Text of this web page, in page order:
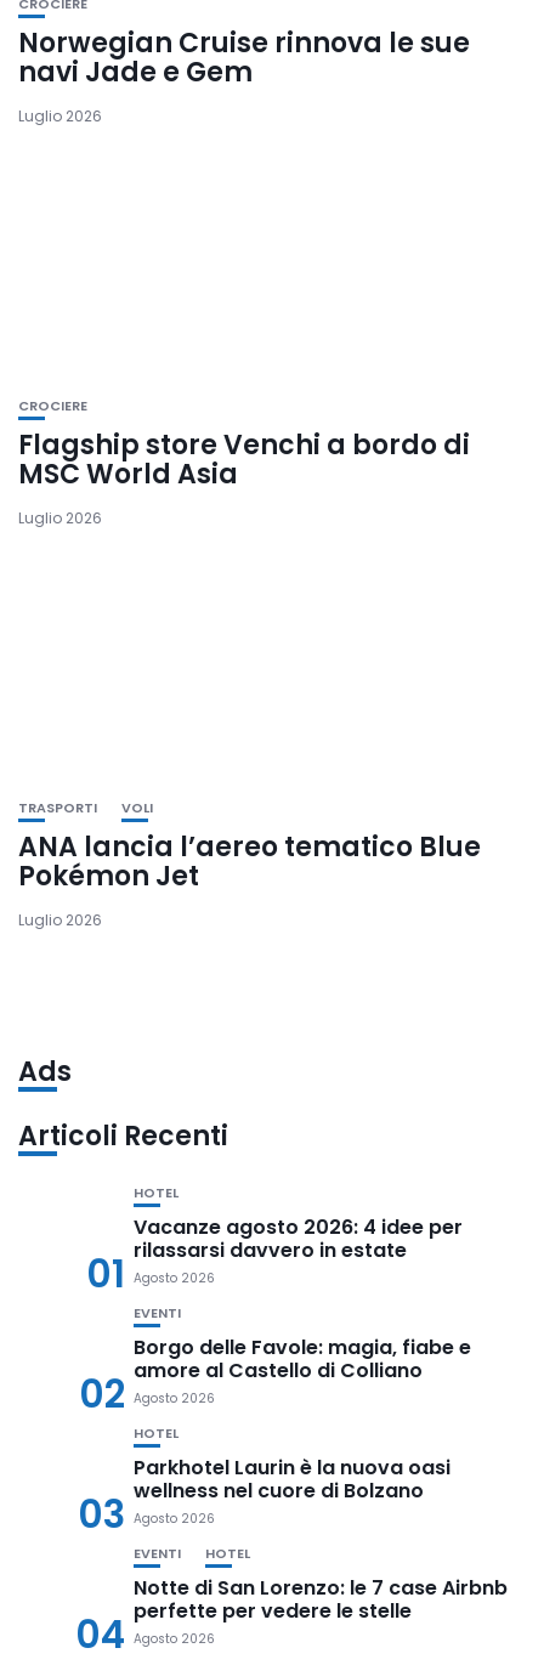
Norwegian Cruise rinnova le sue
navi Jade e Gem
Luglio 2026
CROCIERE
Flagship store Venchi a bordo di
MSC World Asia
Luglio 2026
TRASPORTI VOLI
ANA lancia l’aereo tematico Blue
Pokémon Jet
Luglio 2026
Ads
Articoli Recenti
01
HOTEL
Vacanze agosto 2026: 4 idee per
rilassarsi davvero in estate
Agosto 2026
02
EVENTI
Borgo delle Favole: magia, fiabe e
amore al Castello di Colliano
Agosto 2026
03
HOTEL
Parkhotel Laurin è la nuova oasi
wellness nel cuore di Bolzano
Agosto 2026
04
EVENTI HOTEL
Notte di San Lorenzo: le 7 case Airbnb
perfette per vedere le stelle
Agosto 2026